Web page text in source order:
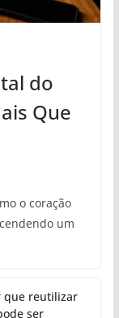
do
Que
o coração
um
que reutilizar
ser